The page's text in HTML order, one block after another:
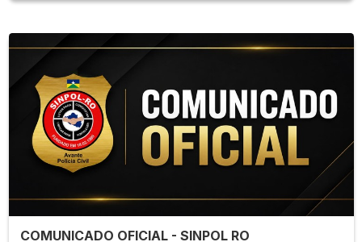
COMUNICADO OFICIAL - SINPOL RO